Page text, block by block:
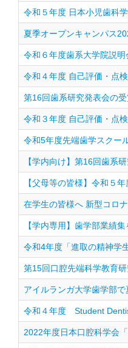
令和５年度 日本小児歯科
夏季オープンキャンパス
令和６年度歯系大学院説
令和４年度 自己評価・点
第16回歯系研究発表会の
令和３年度 自己評価・点
令和5年度先端歯学スクー
【学内向け】第16回歯系
【父母等の皆様】令和５
在学生の皆様へ 新型コロ
【学内専用】歯学部業績集
令和4年度「進取の精神学
第15回口腔先端科学教育
アイルランガ大学歯学部で
令和４年度 Student
2022年度日本口腔科学会